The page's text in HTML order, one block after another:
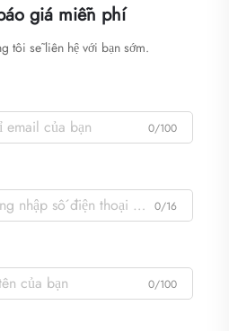
giá miễn phí
tôi sẽ liên hệ với bạn sớm.
0/100
0/16
0/100